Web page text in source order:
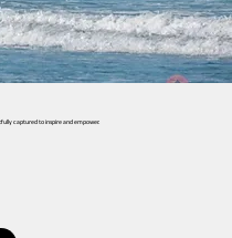
captured to inspire and empower.